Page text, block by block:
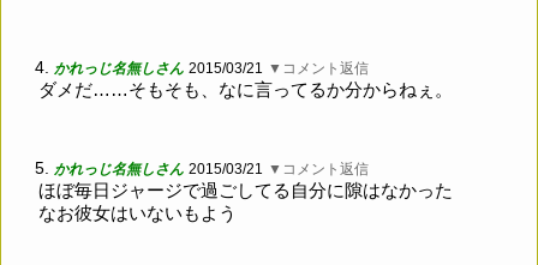
4. かれっじ名無しさん 2015/03/21 ▼コメント返信
ダメだ……そもそも、なに言ってるか分からねぇ。
5. かれっじ名無しさん 2015/03/21 ▼コメント返信
ほぼ毎日ジャージで過ごしてる自分に隙はなかった
なお彼女はいないもよう